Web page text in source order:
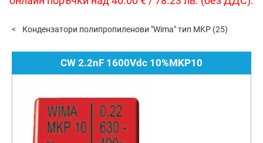
Кондензатори полипропиленови "Wima" тип MKP (25)
CW 2.2nF 1600Vdc 10%MKP10